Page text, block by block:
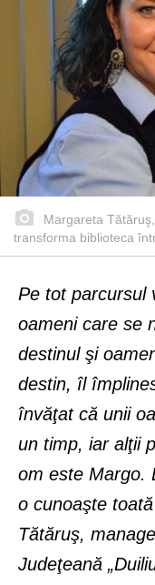
Margareta
transforma biblioteca
Pe tot parcursul
oameni care se
destinul şi
destin, îl
învăţat că unii
un timp, iar alţii
om este Margo.
o cunoaşte
Tătăruş,
Judeţeană